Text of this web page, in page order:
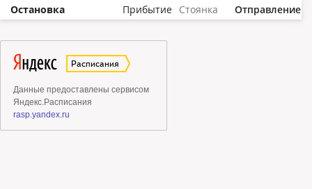
Остановка Прибытие Стоянка Отправление